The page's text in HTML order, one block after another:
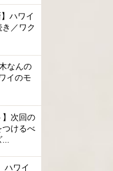
ハワイ
／ワク
なんの
イのモ
】次回の
つけるべ
ハワイ